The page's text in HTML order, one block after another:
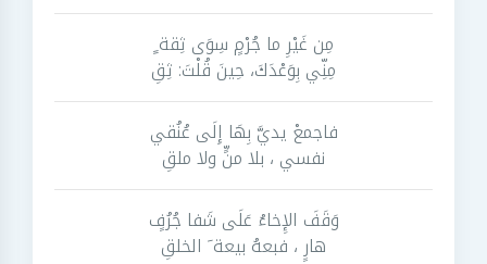
مِن غَيْرِ ما جُرْمٍ سِوَى ثِقة ٍ
مِنِّي بِوَعْدَكَ، حِينَ قُلْتَ: ثِقِ
فاجمعْ يديَّ بِهَا إِلَى عُنُقي
نفسي ، بلا منٍّ ولا ملقِ
وَقَفَ الإِخاءُ عَلَى شَفا جُرُفٍ
هارٍ ، فبعهُ بيعة َ الخلقِ